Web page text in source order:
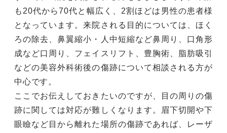
も20代から70代と幅広く、2割ほどは男性の患者様
となっています。来院される目的については、ほく
ろの除去、鼻翼縮小・人中短縮など鼻周り、口角形
成など口周り、フェイスリフト、豊胸術、脂肪吸引
などの美容外科術後の傷跡について相談される方が
中心です。
ここでお伝えしておきたいのですが、目の周りの傷
跡に関しては対応が難しくなります。眉下切開や下
眼瞼など目から離れた場所の傷跡であれば、レーザ